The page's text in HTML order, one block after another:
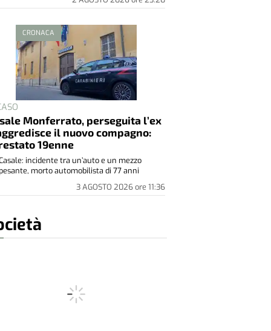
CRONACA
Monferrato, perseguita l’ex
il nuovo compagno:
19enne
3 AGOSTO 2026ore 11:36
incidente tra un’auto e un mezzo
pesante, morto automobilista di 77 anni